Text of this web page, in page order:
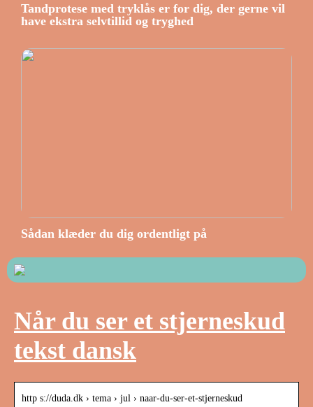
Tandprotese med tryklås er for dig, der gerne vil
have ekstra selvtillid og tryghed
Sådan klæder du dig ordentligt på
Når du ser et stjerneskud
tekst dansk
http s://duda.dk › tema › jul › naar-du-ser-et-stjerneskud